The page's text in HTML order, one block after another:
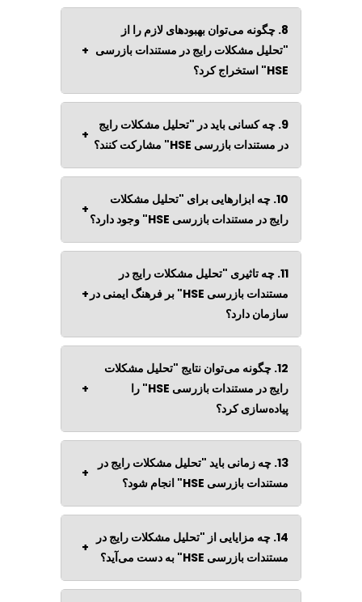
8. چگونه می‌توان بهبودهای لازم را از
"تحلیل مشکلات رایج در مستندات بازرسی
HSE" استخراج کرد؟
+
9. چه کسانی باید در "تحلیل مشکلات رایج
در مستندات بازرسی HSE" مشارکت کنند؟
+
10. چه ابزارهایی برای "تحلیل مشکلات
رایج در مستندات بازرسی HSE" وجود دارد؟
+
11. چه تاثیری "تحلیل مشکلات رایج در
مستندات بازرسی HSE" بر فرهنگ ایمنی در
سازمان دارد؟
+
12. چگونه می‌توان نتایج "تحلیل مشکلات
رایج در مستندات بازرسی HSE" را
پیاده‌سازی کرد؟
+
13. چه زمانی باید "تحلیل مشکلات رایج در
مستندات بازرسی HSE" انجام شود؟
+
14. چه مزایایی از "تحلیل مشکلات رایج در
مستندات بازرسی HSE" به دست می‌آید؟
+